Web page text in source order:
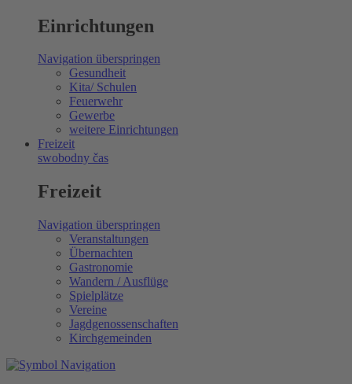
Einrichtungen
Navigation überspringen
Gesundheit
Kita/ Schulen
Feuerwehr
Gewerbe
weitere Einrichtungen
Freizeit
swobodny čas
Freizeit
Navigation überspringen
Veranstaltungen
Übernachten
Gastronomie
Wandern / Ausflüge
Spielplätze
Vereine
Jagdgenossenschaften
Kirchgemeinden